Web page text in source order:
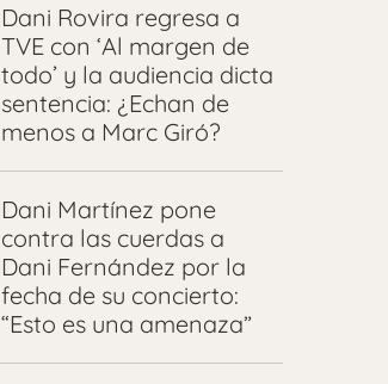
Dani Rovira regresa a
TVE con ‘Al margen de
todo’ y la audiencia dicta
sentencia: ¿Echan de
menos a Marc Giró?
Dani Martínez pone
contra las cuerdas a
Dani Fernández por la
fecha de su concierto:
“Esto es una amenaza”